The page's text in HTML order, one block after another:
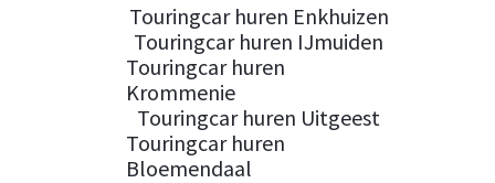
Touringcar huren Enkhuizen
Touringcar huren IJmuiden
Touringcar huren
Krommenie
Touringcar huren Uitgeest
Touringcar huren
Bloemendaal